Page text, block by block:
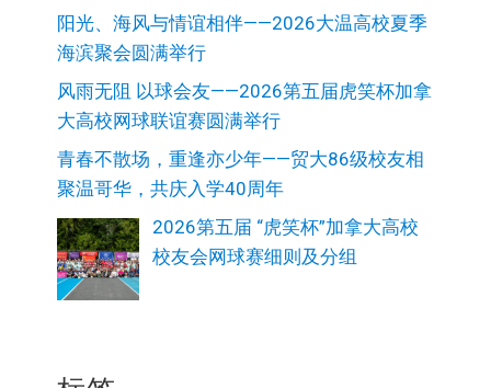
阳光、海风与情谊相伴——2026大温高校夏季
海滨聚会圆满举行
风雨无阻 以球会友——2026第五届虎笑杯加拿
大高校网球联谊赛圆满举行
青春不散场，重逢亦少年——贸大86级校友相
聚温哥华，共庆入学40周年
2026第五届 “虎笑杯”加拿大高校
校友会网球赛细则及分组